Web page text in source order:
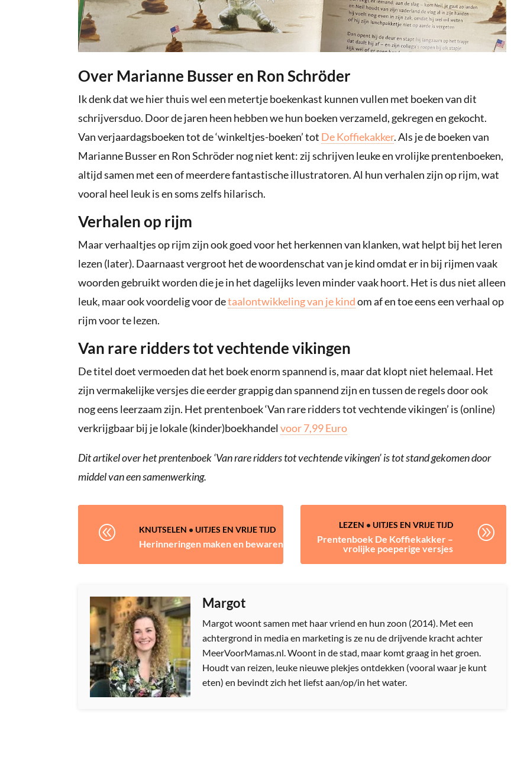
Over Marianne Busser en Ron Schröder
Ik denk dat we hier thuis wel een metertje boekenkast kunnen vullen met boeken van dit
schrijversduo. Door de jaren heen hebben we hun boeken verzameld, gekregen en gekocht.
Van verjaardagsboeken tot de ‘winkeltjes-boeken’ tot De Koffiekakker. Als je de boeken van
Marianne Busser en Ron Schröder nog niet kent: zij schrijven leuke en vrolijke prentenboeken,
altijd samen met een of meerdere fantastische illustratoren. Al hun verhalen zijn op rijm, wat
vooral heel leuk is en soms zelfs hilarisch.
Verhalen op rijm
Maar verhaaltjes op rijm zijn ook goed voor het herkennen van klanken, wat helpt bij het leren
lezen (later). Daarnaast vergroot het de woordenschat van je kind omdat er in bij rijmen vaak
woorden gebruikt worden die je in het dagelijks leven minder vaak hoort. Het is dus niet alleen
leuk, maar ook voordelig voor detaalontwikkeling van je kindom af en toe eens een verhaal op
rijm voor te lezen.
Van rare ridders tot vechtende vikingen
De titel doet vermoeden dat het boek enorm spannend is, maar dat klopt niet helemaal. Het
zijn vermakelijke versjes die eerder grappig dan spannend zijn en tussen de regels door ook
nog eens leerzaam zijn. Het prentenboek ‘Van rare ridders tot vechtende vikingen’ is (online)
verkrijgbaar bij je lokale (kinder)boekhandel voor 7,99 Euro
Dit artikel over het prentenboek ‘Van rare ridders tot vechtende vikingen’ is tot stand gekomen door
middel van een samenwerking.
@ KNUTSELEN •UITJES EN VRIJE TIJD
Herinneringen maken en bewaren
LEZEN • UITJES EN VRIJE TIJD
Prentenboek De Koffiekakker –
vrolijke poeperige versjes
A
Margot
Margot woont samen met haar vriend en hun zoon (2014). Met een
achtergrond in media en marketing is ze nu de drijvende kracht achter
MeerVoorMamas.nl. Woont in de stad, maar komt graag in het groen.
Houdt van reizen, leuke nieuwe plekjes ontdekken (vooral waar je kunt
eten) en bevindt zich het liefst aan/op/in het water.